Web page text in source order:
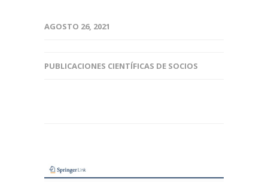
AGOSTO 26, 2021
PUBLICACIONES CIENTÍFICAS DE SOCIOS